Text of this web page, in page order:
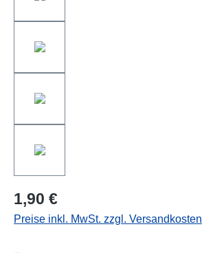
1,90 €
Preise inkl. MwSt. zzgl. Versandkosten